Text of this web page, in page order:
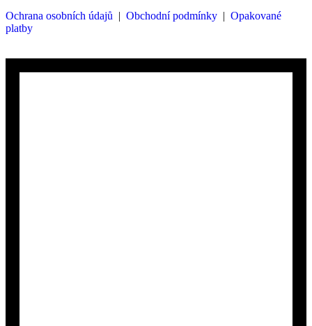
Ochrana osobních údajů | Obchodní podmínky | Opakované
platby